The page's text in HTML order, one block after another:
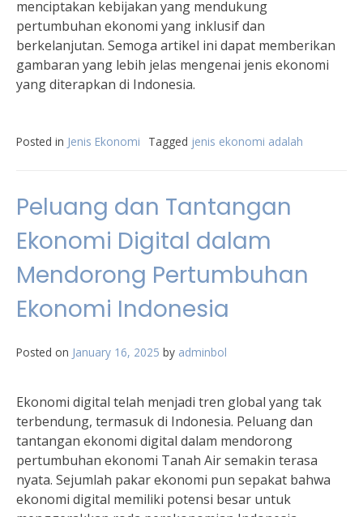
menciptakan kebijakan yang mendukung
pertumbuhan ekonomi yang inklusif dan
berkelanjutan. Semoga artikel ini dapat memberikan
gambaran yang lebih jelas mengenai jenis ekonomi
yang diterapkan di Indonesia.
Posted in Jenis Ekonomi Tagged jenis ekonomi adalah
Peluang dan Tantangan
Ekonomi Digital dalam
Mendorong Pertumbuhan
Ekonomi Indonesia
Posted on January 16, 2025 by adminbol
Ekonomi digital telah menjadi tren global yang tak
terbendung, termasuk di Indonesia. Peluang dan
tantangan ekonomi digital dalam mendorong
pertumbuhan ekonomi Tanah Air semakin terasa
nyata. Sejumlah pakar ekonomi pun sepakat bahwa
ekonomi digital memiliki potensi besar untuk